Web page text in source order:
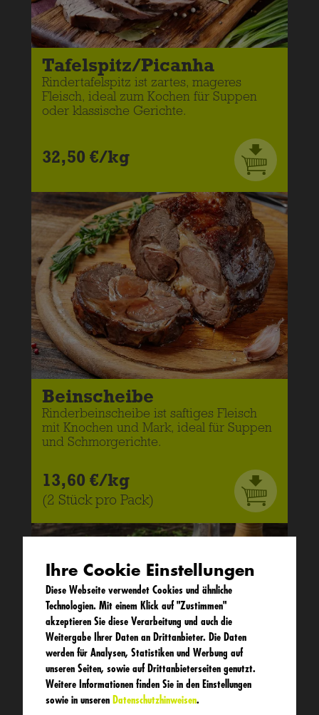
Tafelspitz/Picanha
Rindertafelspitz ist zartes, mageres
Fleisch, ideal zum Kochen für Suppen
oder klassische Gerichte.
32,50 €/kg
Beinscheibe
Rinderbeinscheibe ist saftiges Fleisch
mit Knochen und Mark, ideal für Suppen
und Schmorgerichte.
13,60 €/kg
(2 Stück pro Pack)
Ihre Cookie Einstellungen
Diese Webseite verwendet Cookies und ähnliche
Technologien. Mit einem Klick auf "Zustimmen"
akzeptieren Sie diese Verarbeitung und auch die
Weitergabe Ihrer Daten an Drittanbieter. Die Daten
werden für Analysen, Statistiken und Werbung auf
unseren Seiten, sowie auf Drittanbieterseiten genutzt.
Weitere Informationen finden Sie in den Einstellungen
sowie in unseren Datenschutzhinweisen.